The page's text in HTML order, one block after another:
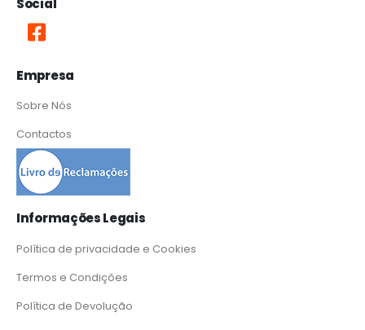
Social
Empresa
Sobre Nós
Contactos
Informações Legais
Política de privacidade e Cookies
Termos e Condições
Política de Devolução